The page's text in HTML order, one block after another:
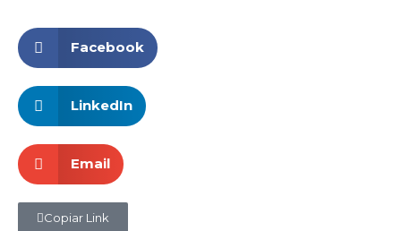
Facebook
LinkedIn
Email
Copiar Link